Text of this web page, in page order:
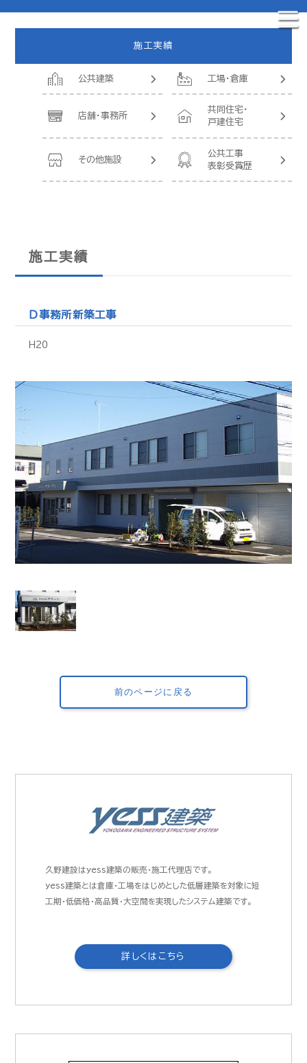
施工実績
Ｄ事務所新築工事
H20
施工実績
公共建築 工場・倉庫
店舗・事務所
共同住宅・
戸建住宅
その他施設
公共工事
表彰受賞歴
久野建設はyess建築の販売・施工代理店です。
yess建築とは倉庫・工場をはじめとした低層建築を対象に短
工期・低価格・高品質・大空間を実現したシステム建築です。
詳しくはこちら